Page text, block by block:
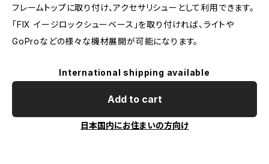
フレームトップに取り付け、アクセサリシューとして利用できます。
「FIX イージロックシューベース」を取り付ければ、ライトや
GoProなどの様々な機材展開が可能になります。
International shipping available
Add to cart
日本国内にお住まいの方向け